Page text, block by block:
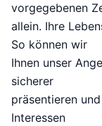
vorgegebenen
allein. Ihre
So können wir
Ihnen unser
sicherer
präsentieren
Interessen